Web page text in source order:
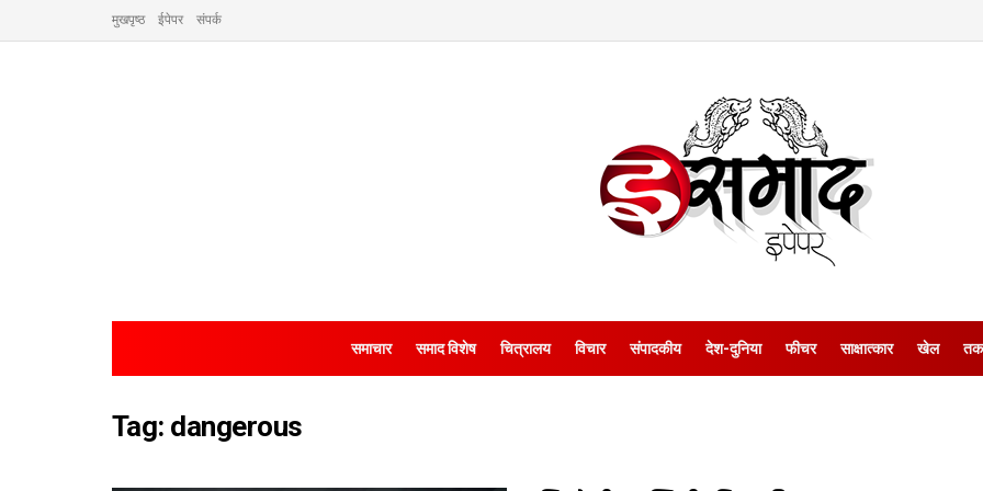
मुखपृष्ठ ईपेपर संपर्क
समाचार समाद विशेष चित्रालय विचार संपादकीय देश-दुनिया फीचर साक्षात्‍कार खेल
Tag: dangerous